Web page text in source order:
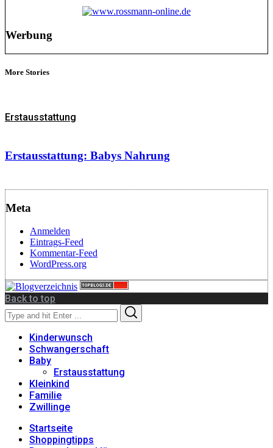
Werbung
More Stories
Erstausstattung
Erstausstattung: Babys Nahrung
Meta
Anmelden
Eintrags-Feed
Kommentar-Feed
WordPress.org
Back to top
Search
for:
Kinderwunsch
Schwangerschaft
Baby
Erstausstattung
Kleinkind
Familie
Zwillinge
Startseite
Shoppingtipps